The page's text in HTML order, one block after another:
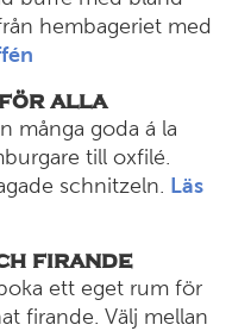
hembageriet med
för alla
många goda á la
till oxfilé.
schnitzeln. Läs
firande
ett eget rum för
firande. Välj mellan